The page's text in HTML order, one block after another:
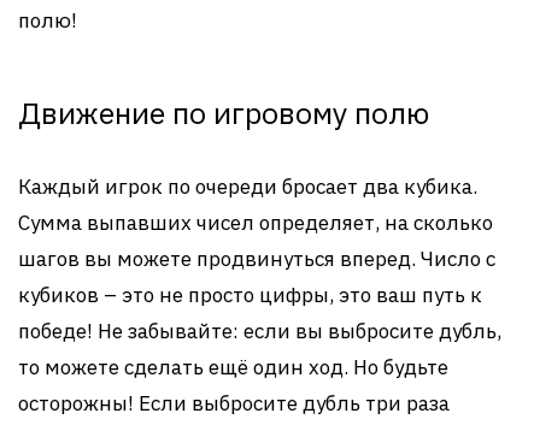
полю!
Движение по игровому полю
Каждый игрок по очереди бросает два кубика.
Сумма выпавших чисел определяет, на сколько
шагов вы можете продвинуться вперед. Число с
кубиков – это не просто цифры, это ваш путь к
победе! Не забывайте: если вы выбросите дубль,
то можете сделать ещё один ход. Но будьте
осторожны! Если выбросите дубль три раза